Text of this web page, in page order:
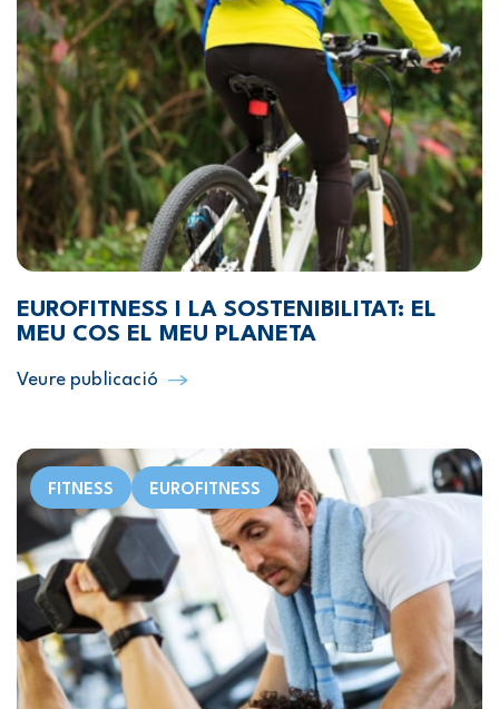
EUROFITNESS I LA SOSTENIBILITAT: EL
MEU COS EL MEU PLANETA
Veure publicació
FITNESS EUROFITNESS